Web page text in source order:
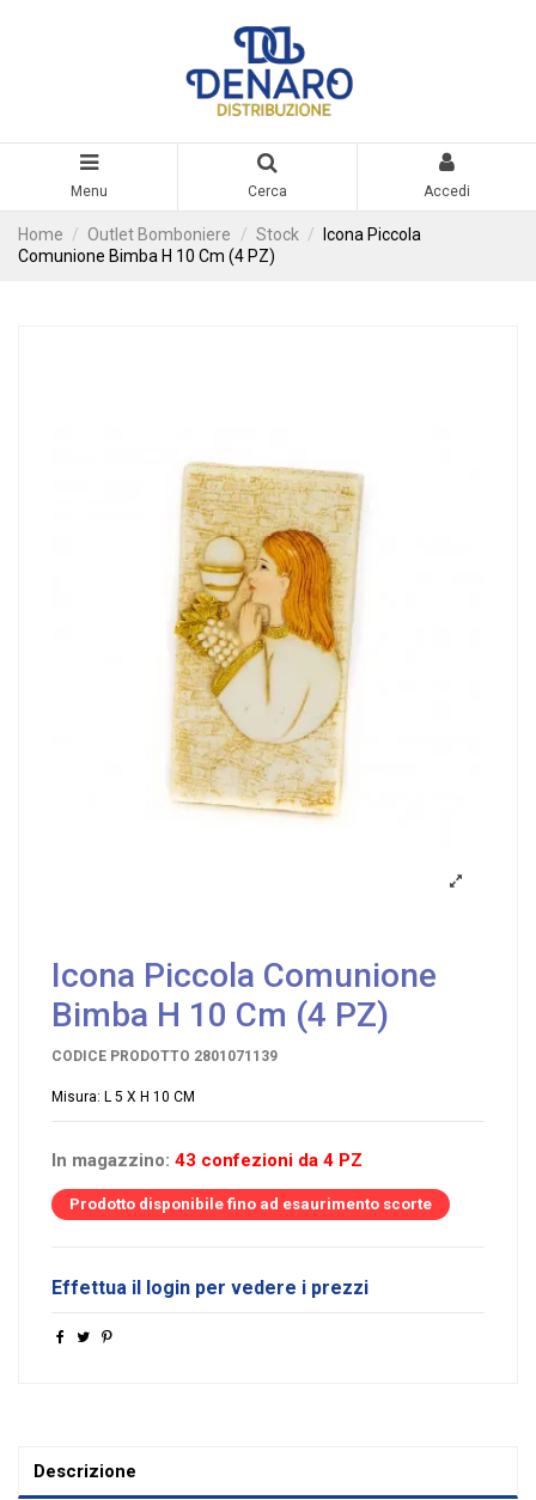
Menu Cerca Accedi
Home Outlet Bomboniere Stock
Icona Piccola
Comunione Bimba H 10 Cm (4 PZ)
Icona Piccola Comunione
Bimba H 10 Cm (4 PZ)
CODICE PRODOTTO 2801071139
Misura: L 5 X H 10 CM
In magazzino: 43 confezioni da 4 PZ
Prodotto disponibile fino ad esaurimento scorte
Effettua il login per vedere i prezzi
Descrizione